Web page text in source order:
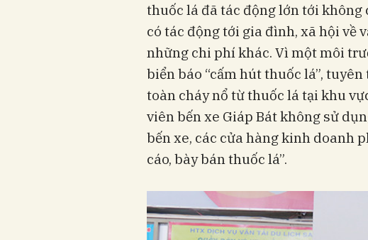
thuốc lá đã tác động lớn tới không
có tác động tới gia đình, xã hội về
những chi phí khác. Vì một môi
biển báo “cấm hút thuốc lá”,
toàn cháy nổ từ thuốc lá tại khu
viên bến xe Giáp Bát không sử
bến xe, các cửa hàng kinh doanh
cáo, bày bán thuốc lá”.